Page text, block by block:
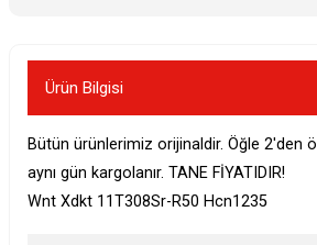
Ürün Bilgisi
Bütün ürünlerimiz orijinaldir. Öğle 2'den
aynı gün kargolanır. TANE FİYATIDIR!
Wnt Xdkt 11T308Sr-R50 Hcn1235